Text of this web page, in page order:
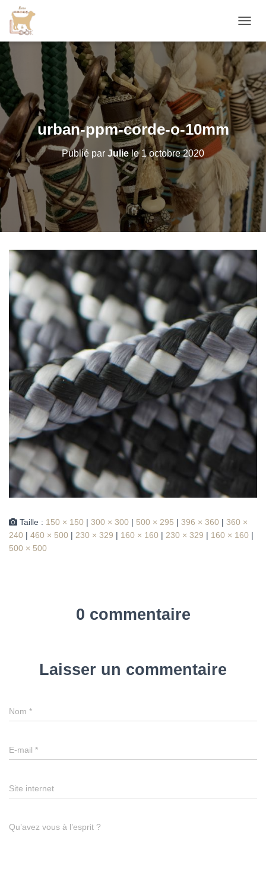
É
P
E
R
L
A
N
I
G
A
T
O
N
urban-ppm-corde-o-10mm
Publié par Juliele1 octobre 2020
Taille : 150 × 150 | 300 × 300 | 500 × 295 | 396 × 360 | 360 ×
240 | 460 × 500 | 230 × 329 | 160 × 160 | 230 × 329 | 160 × 160 |
500 × 500
0 commentaire
Laisser un commentaire
Nom *
E-mail *
Site internet
Qu’avez vous à l’esprit ?